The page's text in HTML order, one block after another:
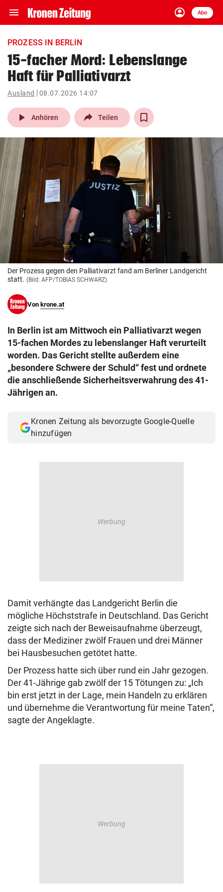
menu Navigation
ein-/ausklappen
account_circle
Anmelden
Abo
close Schließen
account_circle Anmelden
pin_drop
Wien arrow_right
bookmark
search
Suchbegriff
eingeben
© Krone Multimedia GmbH & Co KG 2026
Muthgasse 2, 1190 Wien
PROZESS IN BERLIN
15-facher Mord: Lebenslange
Haft für Palliativarzt
Ausland 08.07.2026 14:07
play_arrow Anhören Teilen
Der Prozess gegen den Palliativarzt fand am Berliner Landgericht
statt. (Bild: AFP/TOBIAS SCHWARZ)
Von krone.at
In Berlin ist am Mittwoch ein Palliativarzt wegen
15-fachen Mordes zu lebenslanger Haft verurteilt
worden. Das Gericht stellte außerdem eine
„besondere Schwere der Schuld“ fest und ordnete
die anschließende Sicherheitsverwahrung des 41-
Jährigen an.
Kronen Zeitung als bevorzugte Google-Quelle
hinzufügen
Damit verhängte das Landgericht Berlin die
mögliche Höchststrafe in Deutschland. Das Gericht
zeigte sich nach der Beweisaufnahme überzeugt,
dass der Mediziner zwölf Frauen und drei Männer
bei Hausbesuchen getötet hatte.
Der Prozess hatte sich über rund ein Jahr gezogen.
Der 41-Jährige gab zwölf der 15 Tötungen zu: „Ich
bin erst jetzt in der Lage, mein Handeln zu erklären
und übernehme die Verantwortung für meine Taten“,
sagte der Angeklagte.